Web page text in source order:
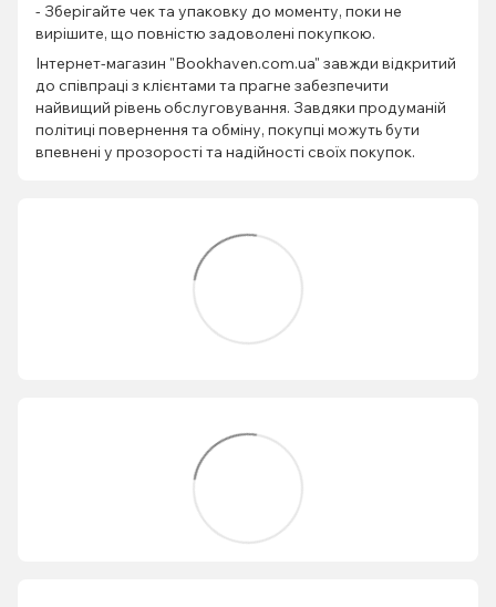
- Зберігайте чек та упаковку до моменту, поки не
вирішите, що повністю задоволені покупкою.
Інтернет-магазин "Bookhaven.com.ua" завжди відкритий
до співпраці з клієнтами та прагне забезпечити
найвищий рівень обслуговування. Завдяки продуманій
політиці повернення та обміну, покупці можуть бути
впевнені у прозорості та надійності своїх покупок.